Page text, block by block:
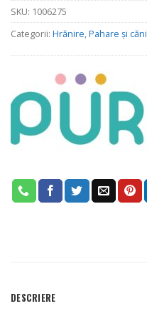
SKU: 1006275
Categorii: Hrănire,Pahare și căni
DESCRIERE